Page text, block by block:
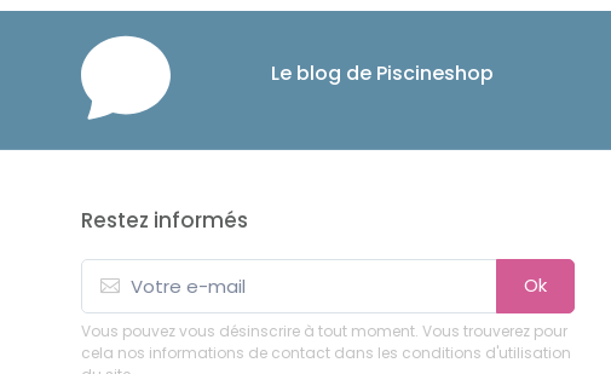
Le blog de Piscineshop
Restez informés
Ok
Vous pouvez vous désinscrire à tout moment. Vous trouverez pour
cela nos informations de contact dans les conditions d'utilisation